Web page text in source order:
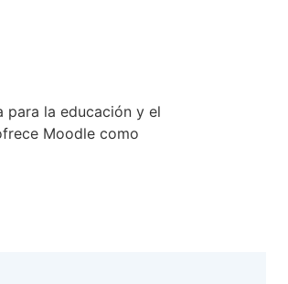
para la educación y el
Moodle como